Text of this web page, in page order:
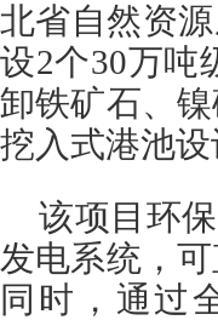
北省自然资
设2个30万吨
卸铁矿石、
挖入式港池
该项目环
发电系统，
同时，通过